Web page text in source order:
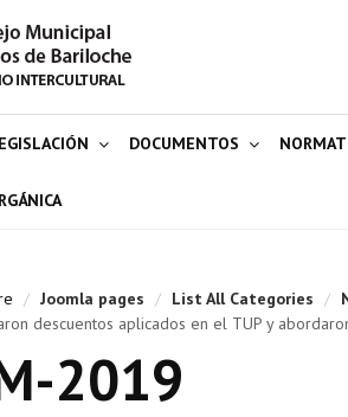
DOCUMENTOS
/ Joomla pages / List All Categories /
descuentos aplicados en el TUP y
2019